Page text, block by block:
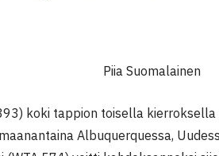
Piia Suomalainen
koki tappion toisella
Albuquerquessa,